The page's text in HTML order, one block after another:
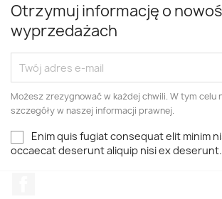
Otrzymuj informację o
wyprzedażach
Możesz zrezygnować w każdej chwili. W tym celu
szczegóły w naszej informacji prawnej.
Enim quis fugiat consequat elit minim
occaecat deserunt aliquip nisi ex deserunt.